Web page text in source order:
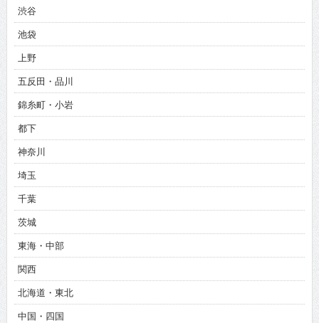
渋谷
池袋
上野
五反田・品川
錦糸町・小岩
都下
神奈川
埼玉
千葉
茨城
東海・中部
関西
北海道・東北
中国・四国